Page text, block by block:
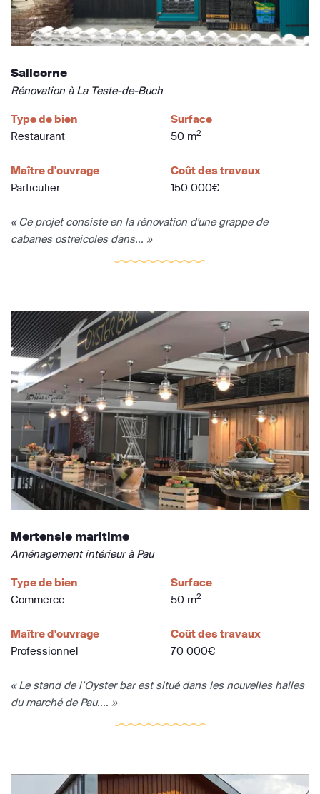
Salicorne
Rénovation à La Teste-de-Buch
Type de bien
Restaurant
Surface
50 m2
Maître d'ouvrage
Particulier
Coût des travaux
150 000€
« Ce projet consiste en la rénovation d'une grappe de
cabanes ostreicoles dans... »
Mertensie maritime
Aménagement intérieur à Pau
Type de bien
Commerce
Surface
50 m2
Maître d'ouvrage
Professionnel
Coût des travaux
70 000€
« Le stand de l’Oyster bar est situé dans les nouvelles halles
du marché de Pau.... »